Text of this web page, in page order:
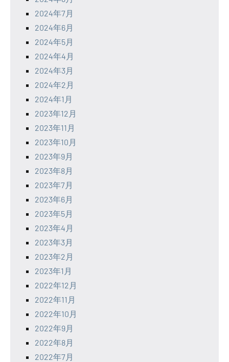
2024年7月
2024年6月
2024年5月
2024年4月
2024年3月
2024年2月
2024年1月
2023年12月
2023年11月
2023年10月
2023年9月
2023年8月
2023年7月
2023年6月
2023年5月
2023年4月
2023年3月
2023年2月
2023年1月
2022年12月
2022年11月
2022年10月
2022年9月
2022年8月
2022年7月